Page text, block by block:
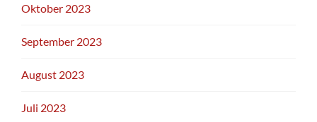
Oktober 2023
September 2023
August 2023
Juli 2023